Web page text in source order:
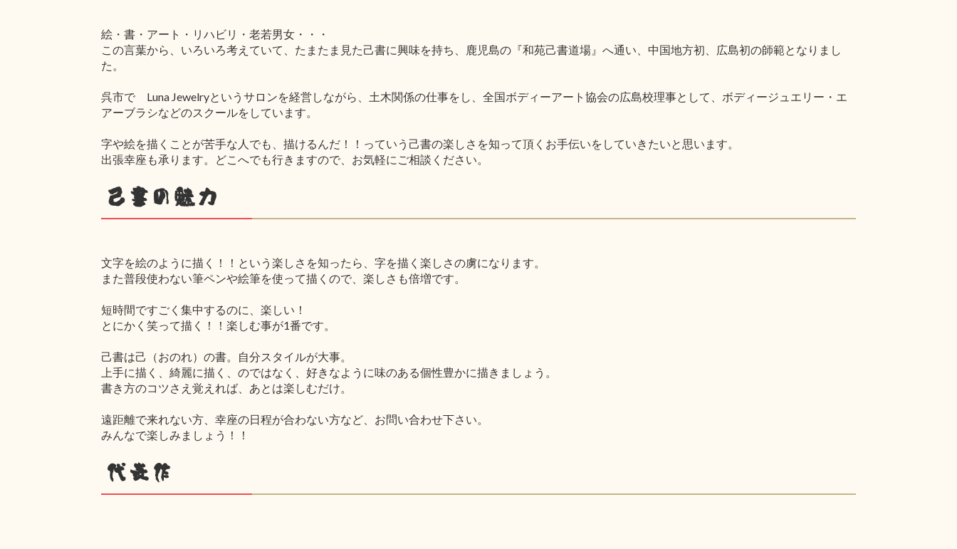
絵・書・アート・リハビリ・老若男女・・・
この言葉から、いろいろ考えていて、たまたま見た己書に興味を持ち、鹿児島の『和苑己書道場』へ通い、中国地方初、広島初の師範となりまし
た。
呉市で Luna Jewelryというサロンを経営しながら、土木関係の仕事をし、全国ボディーアート協会の広島校理事として、ボディージュエリー・エ
アーブラシなどのスクールをしています。
字や絵を描くことが苦手な人でも、描けるんだ！！っていう己書の楽しさを知って頂くお手伝いをしていきたいと思います。
出張幸座も承ります。どこへでも行きますので、お気軽にご相談ください。
己書の魅力
文字を絵のように描く！！という楽しさを知ったら、字を描く楽しさの虜になります。
また普段使わない筆ペンや絵筆を使って描くので、楽しさも倍増です。
短時間ですごく集中するのに、楽しい！
とにかく笑って描く！！楽しむ事が1番です。
己書は己（おのれ）の書。自分スタイルが大事。
上手に描く、綺麗に描く、のではなく、好きなように味のある個性豊かに描きましょう。
書き方のコツさえ覚えれば、あとは楽しむだけ。
遠距離で来れない方、幸座の日程が合わない方など、お問い合わせ下さい。
みんなで楽しみましょう！！
代表作